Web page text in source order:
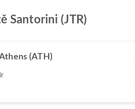
Santorini (JTR)
(ATH)